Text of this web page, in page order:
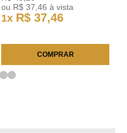
ou R$ 37,46 à vista
1x R$ 37,46
COMPRAR